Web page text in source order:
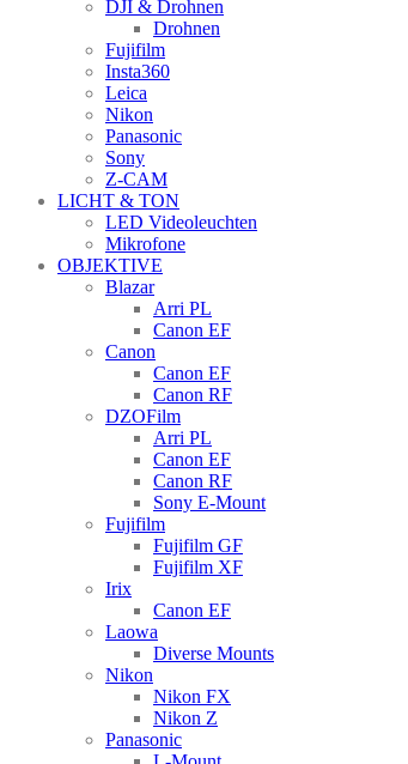
DJI & Drohnen
Drohnen
Fujifilm
Insta360
Leica
Nikon
Panasonic
Sony
Z-CAM
LICHT & TON
LED Videoleuchten
Mikrofone
OBJEKTIVE
Blazar
Arri PL
Canon EF
Canon
Canon EF
Canon RF
DZOFilm
Arri PL
Canon EF
Canon RF
Sony E-Mount
Fujifilm
Fujifilm GF
Fujifilm XF
Irix
Canon EF
Laowa
Diverse Mounts
Nikon
Nikon FX
Nikon Z
Panasonic